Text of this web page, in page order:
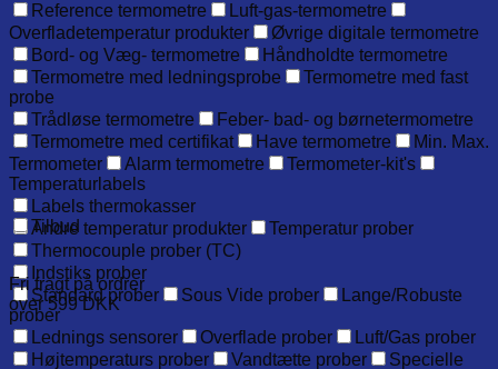
Reference termometre
Luft-gas-termometre
Overfladetemperatur produkter
Øvrige digitale termometre
Bord- og Væg- termometre
Håndholdte termometre
Termometre med ledningsprobe
Termometre med fast
probe
Trådløse termometre
Feber- bad- og børnetermometre
Termometre med certifikat
Have termometre
Min. Max.
Termometer
Alarm termometre
Termometer-kit's
Temperaturlabels
Labels thermokasser
Andre temperatur produkter
Temperatur prober
Thermocouple prober (TC)
Indstiks prober
Standard prober
Sous Vide prober
Lange/Robuste
prober
Lednings sensorer
Overflade prober
Luft/Gas prober
Højtemperaturs prober
Vandtætte prober
Specielle
Tilbud
Fri fragt på ordrer
over 599 DKK